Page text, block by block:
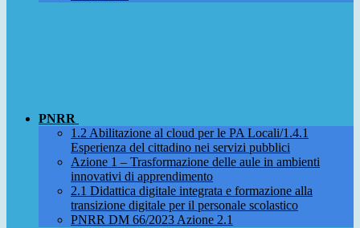
PNRR
1.2 Abilitazione al cloud per le PA Locali/1.4.1
Esperienza del cittadino nei servizi pubblici
Azione 1 – Trasformazione delle aule in ambienti
innovativi di apprendimento
2.1 Didattica digitale integrata e formazione alla
transizione digitale per il personale scolastico
PNRR DM 66/2023 Azione 2.1